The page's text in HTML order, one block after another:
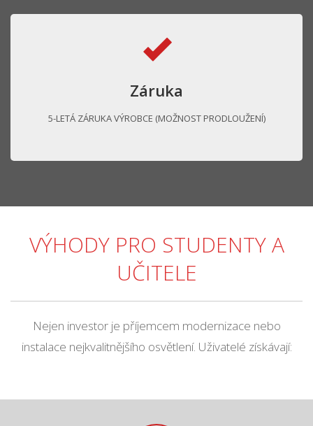
Záruka
5-LETÁ ZÁRUKA VÝROBCE (MOŽNOST PRODLOUŽENÍ)
VÝHODY PRO STUDENTY A
UČITELE
Nejen investor je příjemcem modernizace nebo
instalace nejkvalitnějšího osvětlení. Uživatelé získávají: